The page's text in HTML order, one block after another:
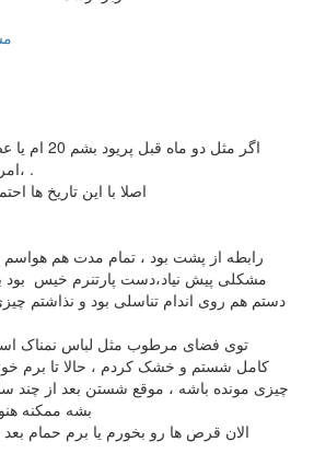
،امروز 17 بهمن هست .
اصلا با این تاریخ ها
رابطه از پشت بود ، تمام مدت هم
مشکلی پیش نیاد،دست پارتنرم خیس بود
دستم هم روی اندام تناسلی بود و نذاشتم
توی فضای مرطوب مثل لباس نمناک
کامل شستم و خشک کردم ، حالا تا برم
چیزی مونده باشه ، موقع شستن بعد از چند
بشه ممکنه
الان قرص ها رو بخورم یا برم حمام